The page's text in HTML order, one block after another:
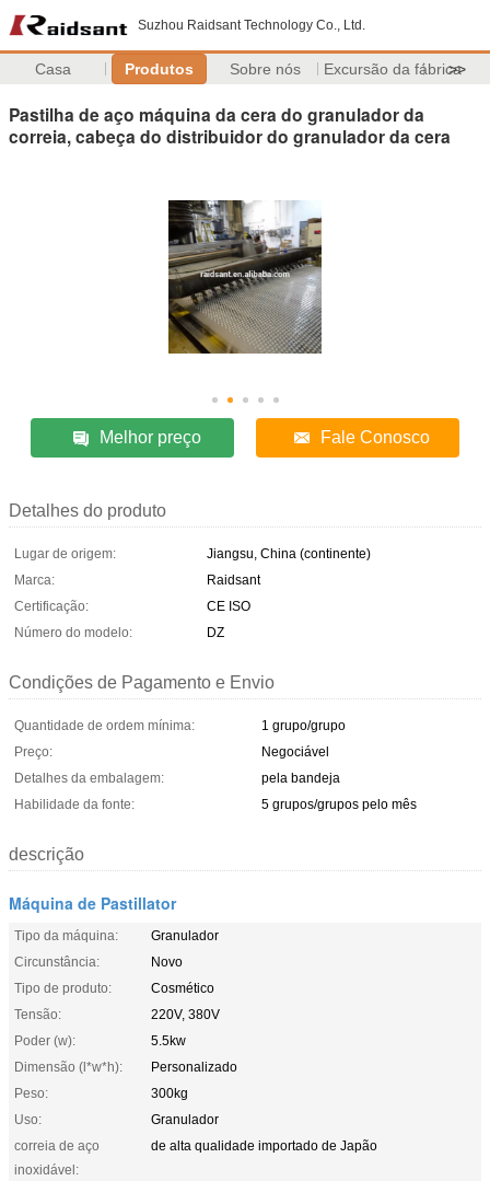
Suzhou Raidsant Technology Co., Ltd.
Casa Produtos Sobre nós Excursão da fábrica
>>
Pastilha de aço máquina da cera do granulador da
correia, cabeça do distribuidor do granulador da cera
Melhor preço Fale Conosco
Detalhes do produto
Lugar de origem:
Jiangsu, China (continente)
Marca:
Raidsant
Certificação:
CE ISO
Número do modelo:
DZ
Condições de Pagamento e Envio
Quantidade de ordem mínima:
1 grupo/grupo
Preço:
Negociável
Detalhes da embalagem:
pela bandeja
Habilidade da fonte:
5 grupos/grupos pelo mês
descrição
Máquina de Pastillator
Tipo da máquina:
Granulador
Circunstância:
Novo
Tipo de produto:
Cosmético
Tensão:
220V, 380V
Poder (w):
5.5kw
Dimensão (l*w*h):
Personalizado
Peso:
300kg
Uso:
Granulador
correia de aço
inoxidável:
de alta qualidade importado de Japão